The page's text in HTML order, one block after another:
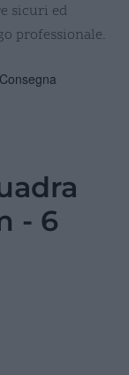
sicuri ed
professionale.
- 6